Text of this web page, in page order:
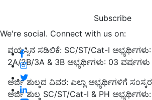
Subscribe
We're social. Connect with us on:
ವಯಸ್ಸಿನ ಸಡಿಲಿಕೆ: SC/ST/Cat-I
2A/2B/3A & 3B ಅಭ್ಯರ್ಥಿಗಳು: 03 ವರ್ಷಗಳು
ಅರ್ಜಿ ಶುಲ್ಕದ ವಿವರ: ಎಲ್ಲಾ ಅಭ್ಯರ್ಥಿಗಳಿಗೆ
ಅರ್ಜಿ ಶುಲ್ಕ SC/ST/Cat-I & PH